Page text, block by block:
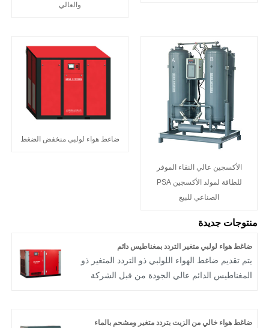
والعالي
الأكسجين عالي النقاء الموفر
للطاقة لمولد الأكسجين PSA
الصناعي للبيع
ضاغط هواء لولبي منخفض الضغط
منتوجات جديدة
ضاغط هواء لولبي متغير التردد بمغناطيس دائم
يتم تقديم ضاغط الهواء اللولبي ذو التردد المتغير ذو
المغناطيس الدائم عالي الجودة من قبل الشركة
يمكن تقسيم ضاغط الهواء اللولبي إلى ضاغط هواء
ضاغط هواء خالي من الزيت بتردد متغير ومشحم بالماء